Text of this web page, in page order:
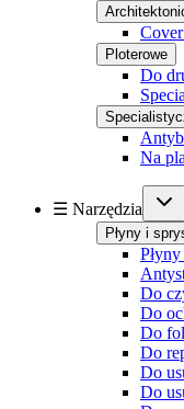
Ploterowe
Do
Na
☰ Narzędzia
Płyny i
Do
Do
Do
Do
Do
Do